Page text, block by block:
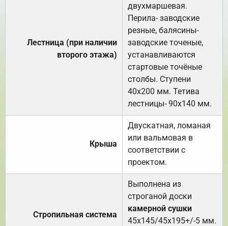
Лестница (при наличии
второго этажа)
двухмаршевая.
Перила- заводские
резные, балясины-
заводские точеные,
устанавливаются
стартовые точёные
столбы. Ступени
40х200 мм. Тетива
лестницы- 90х140 мм.
Крыша
Двускатная, ломаная
или вальмовая в
соответствии с
проектом.
Стропильная система
Выполнена из
строганой доски
камерной сушки
45х145/45х195+/-5 мм.